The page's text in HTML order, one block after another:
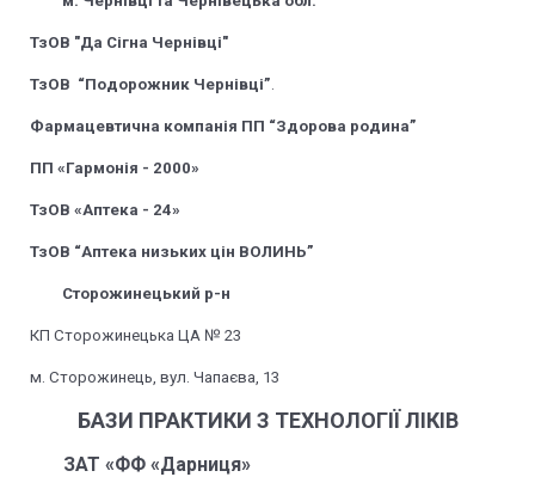
ТзОВ "Да Сігна Чернівці"
ТзОВ “Подорожник Чернівці”.
Фармацевтична компанія ПП “Здорова родина”
ПП «Гармонія - 2000»
ТзОВ «Аптека - 24»
ТзОВ “Аптека низьких цін ВОЛИНЬ”
Сторожинецький р-н
КП Сторожинецька ЦА № 23
м. Сторожинець, вул. Чапаєва, 13
БАЗИ ПРАКТИКИ З ТЕХНОЛОГІЇ ЛІКІВ
ЗАТ «ФФ «Дарниця»